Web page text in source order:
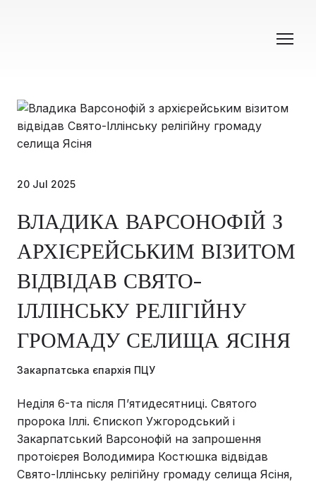
20 Jul 2025
ВЛАДИКА ВАРСОНОФІЙ З
АРХІЄРЕЙСЬКИМ ВІЗИТОМ
ВІДВІДАВ СВЯТО-
ІЛЛІНСЬКУ РЕЛІГІЙНУ
ГРОМАДУ СЕЛИЩА ЯСІНЯ
Закарпатська єпархія ПЦУ
Неділя 6-та після Пʼятидесятниці. Святого
пророка Іллі. Єпископ Ужгородський і
Закарпатський Варсонофій на запрошення
протоієрея Володимира Костюшка відвідав
Свято-Іллінську релігійну громаду селища Ясіня,